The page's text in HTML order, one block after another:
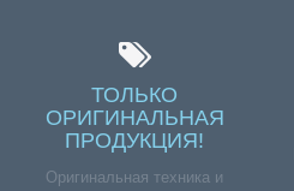
ТОЛЬКО
ОРИГИНАЛЬНАЯ
ПРОДУКЦИЯ!
Оригинальная техника и